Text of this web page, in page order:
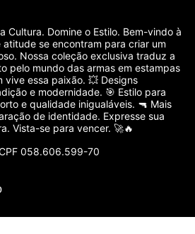
Cultura. Domine o Estilo. Bem-vindo à
se encontram para criar um
Nossa coleção exclusiva traduz a
pelo mundo das armas em estampas
vive essa paixão. 💥 Designs
e modernidade. 🎯 Estilo para
e qualidade inigualáveis. 🔫 Mais
de identidade. Expresse sua
Vista-se para vencer. 🚀🔥
058.606.599-70